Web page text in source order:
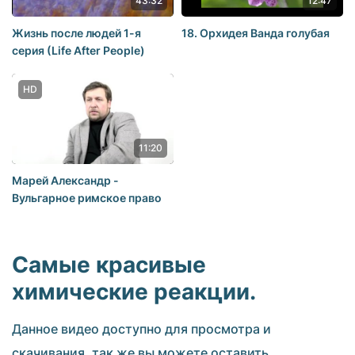
Жизнь после людей 1-я
серия (Life After People)
18. Орхидея Ванда голубая
HD
11:20
Марей Александр -
Вульгарное римское право
Самые красивые
химические реакции.
Данное видео доступно для просмотра и